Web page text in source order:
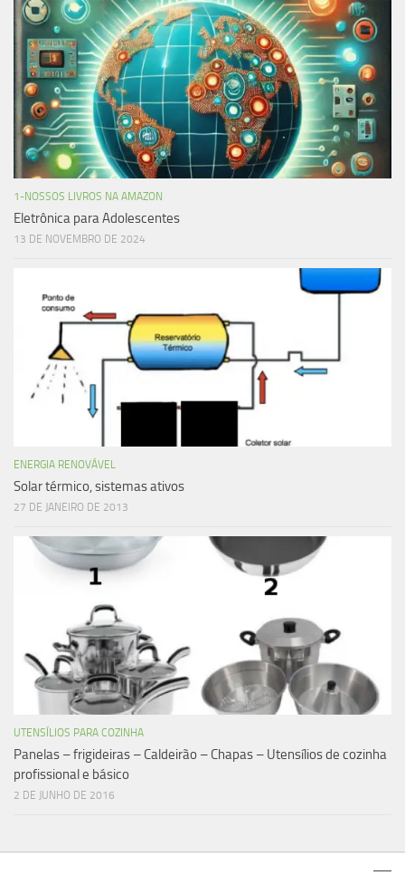
1-NOSSOS LIVROS NA AMAZON
Eletrônica para Adolescentes
13 DE NOVEMBRO DE 2024
ENERGIA RENOVÁVEL
Solar térmico, sistemas ativos
27 DE JANEIRO DE 2013
UTENSÍLIOS PARA COZINHA
Panelas – frigideiras – Caldeirão – Chapas – Utensílios de cozinha
profissional e básico
2 DE JUNHO DE 2016